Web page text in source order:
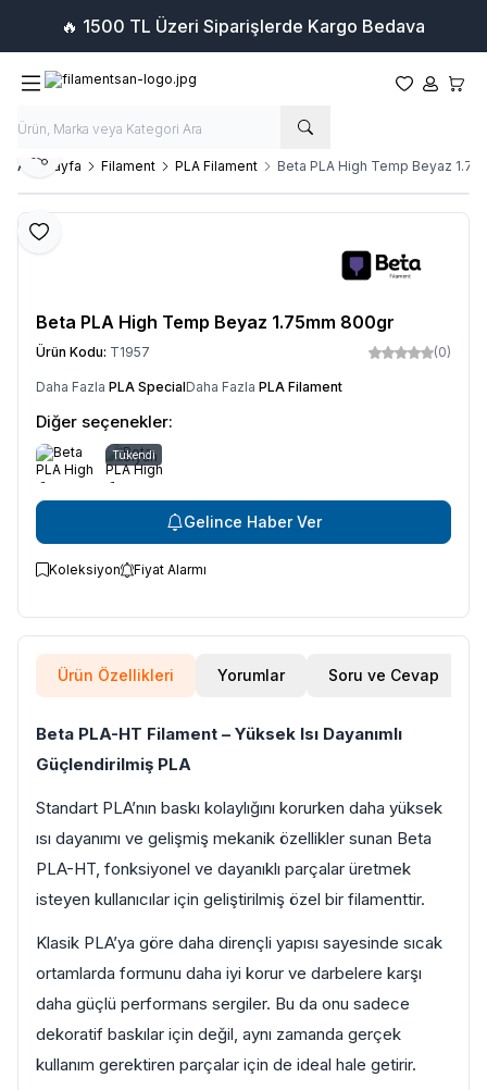
🔥 1500 TL Üzeri Siparişlerde Kargo Bedava
Favorilerim
Hesabım
Ana Sayfa Filament PLA Filament Beta PLA High Temp Beyaz
Favoriye Ekle
Paylaş
Beta PLA High Temp Beyaz 1.75mm 800gr
Ürün Kodu: T1957 (0)
Daha Fazla PLA SpecialDaha Fazla PLA Filament
Diğer seçenekler:
Tükendi
Siyah
Gelince Haber Ver
Koleksiyon Fiyat Alarmı
Ürün Özellikleri Yorumlar Soru ve Cevap
Beta PLA-HT Filament – Yüksek Isı Dayanımlı
Güçlendirilmiş PLA
Standart PLA’nın baskı kolaylığını korurken daha yüksek
ısı dayanımı ve gelişmiş mekanik özellikler sunan Beta
PLA-HT, fonksiyonel ve dayanıklı parçalar üretmek
isteyen kullanıcılar için geliştirilmiş özel bir filamenttir.
Klasik PLA’ya göre daha dirençli yapısı sayesinde sıcak
ortamlarda formunu daha iyi korur ve darbelere karşı
daha güçlü performans sergiler. Bu da onu sadece
dekoratif baskılar için değil, aynı zamanda gerçek
kullanım gerektiren parçalar için de ideal hale getirir.